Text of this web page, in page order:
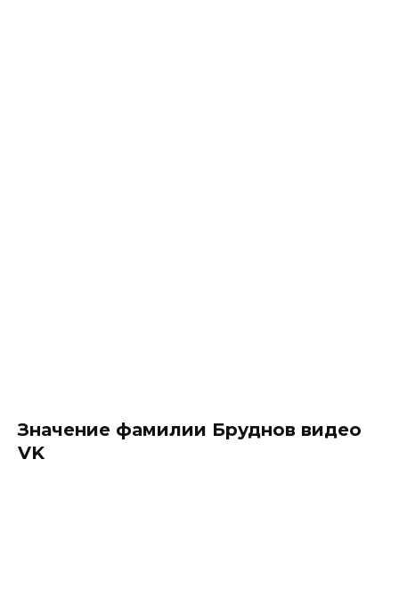
Значение фамилии Бруднов видео
VK